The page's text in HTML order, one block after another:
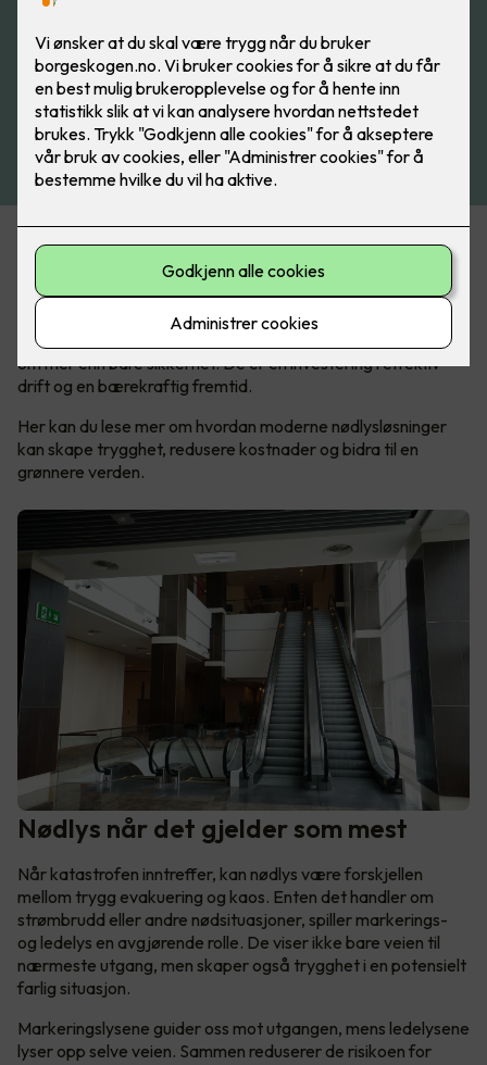
Fra trygg evakuering til grønn fremtid
I en verden der sikkerhet aldri kan tas for gitt, er nødlys en
kritisk komponent som sikrer trygghet og ro, både i
hverdagen og i krisesituasjoner. Men nødlyssystemer handler
om mer enn bare sikkerhet. De er en investering i effektiv
drift og en bærekraftig fremtid.
Her kan du lese mer om hvordan moderne nødlysløsninger
kan skape trygghet, redusere kostnader og bidra til en
grønnere verden.
Nødlys når det gjelder som mest
Når katastrofen inntreffer, kan nødlys være forskjellen
mellom trygg evakuering og kaos. Enten det handler om
strømbrudd eller andre nødsituasjoner, spiller markerings-
og ledelys en avgjørende rolle. De viser ikke bare veien til
nærmeste utgang, men skaper også trygghet i en potensielt
farlig situasjon.
Markeringslysene guider oss mot utgangen, mens ledelysene
lyser opp selve veien. Sammen reduserer de risikoen for